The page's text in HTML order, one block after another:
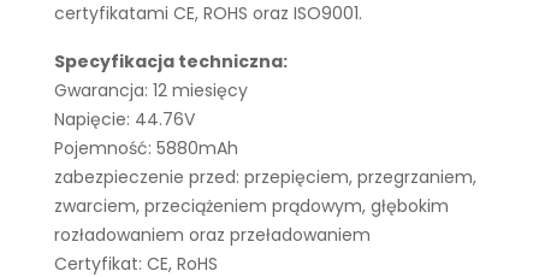
certyfikatami CE, ROHS oraz ISO9001.
Specyfikacja techniczna:
Gwarancja: 12 miesięcy
Napięcie: 44.76V
Pojemność: 5880mAh
zabezpieczenie przed: przepięciem, przegrzaniem,
zwarciem, przeciążeniem prądowym, głębokim
rozładowaniem oraz przeładowaniem
Certyfikat: CE, RoHS